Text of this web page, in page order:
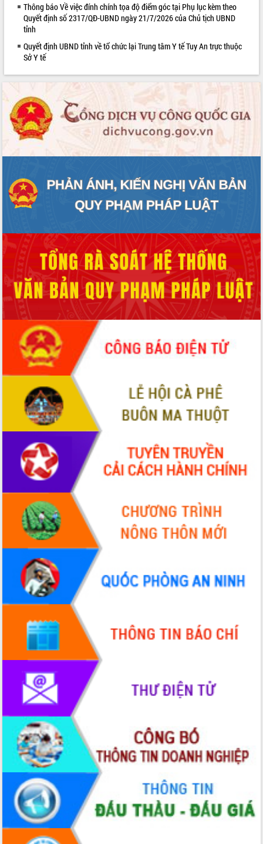
Thông báo Về việc đính chính tọa độ điểm góc tại Phụ lục kèm theo
Quyết định số 2317/QĐ-UBND ngày 21/7/2026 của Chủ tịch UBND
tỉnh
Quyết định UBND tỉnh về tổ chức lại Trung tâm Y tế Tuy An trực thuộc
Sở Y tế